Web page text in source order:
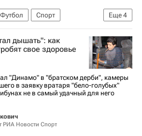
Еще4
Футбол
Спорт
Серия А 2026-2027 (Чемпионат Италии по футболу)
дышать": как
свое здоровье
"Динамо" в "братском дерби", камеры
в заявку вратаря "бело-голубых"
не в самый удачный для него
РИА Новости Спорт